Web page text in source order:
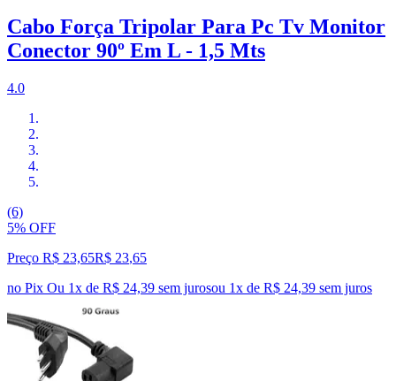
Cabo Força Tripolar Para Pc Tv Monitor
Conector 90º Em L - 1,5 Mts
4.0
(6)
5% OFF
Preço R$ 23,65R$ 23,65
no Pix Ou 1x de R$ 24,39 sem jurosou 1x de R$ 24,39 sem juros